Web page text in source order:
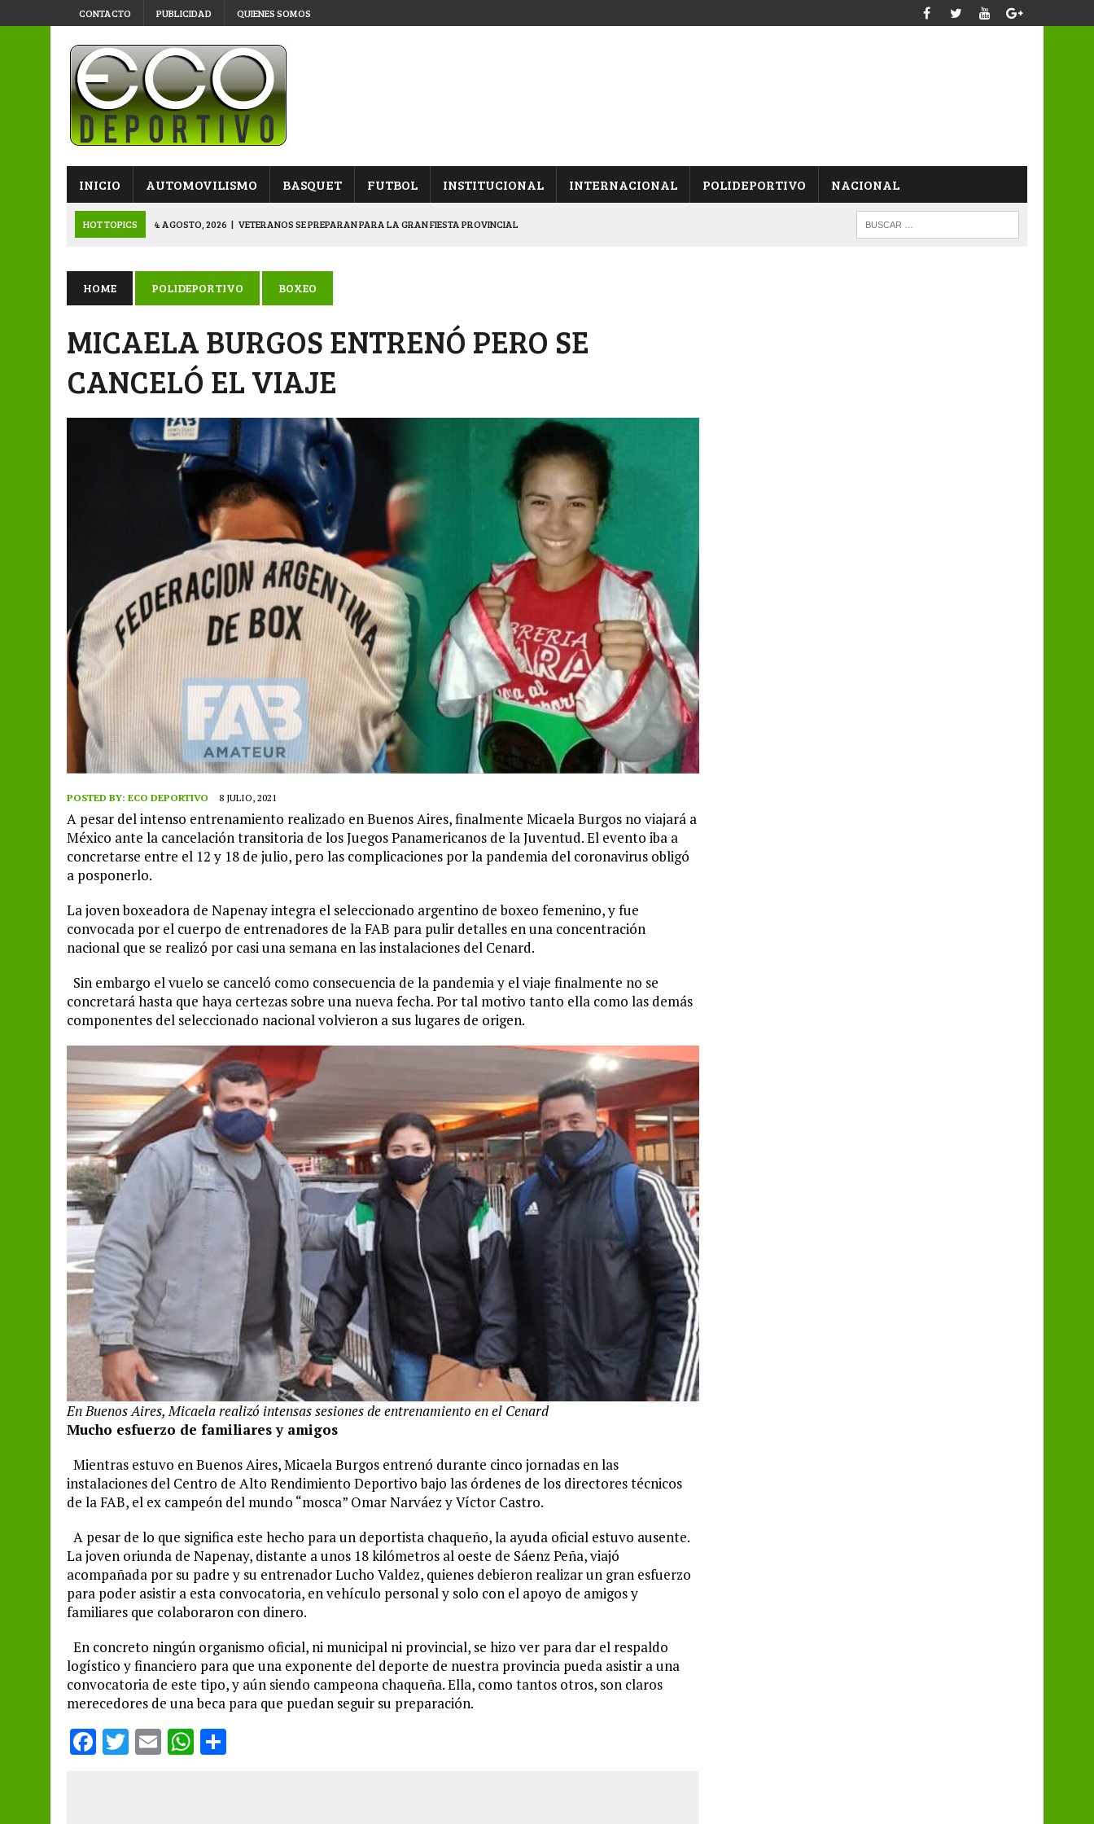
CONTACTO PUBLICIDAD QUIENES SOMOS
INICIO AUTOMOVILISMO BASQUET FUTBOL INSTITUCIONAL INTERNACIONAL POLIDEPORTIVO NACIONAL
HOT TOPICS 4 AGOSTO, 2026 | VETERANOS SE PREPARAN PARA LA GRAN FIESTA PROVINCIAL
3 AGOSTO, 2026 | APERTURA: SPORTIVO PAMPA ELIMINÓ EN LOS PENALES A APRENDICES
5 AGOSTO, 2026 EMOTIVO RECONOCIMIENTO DEL KARTING CHAQUEÑO AL “CHOLO” OCHEROV
HOME POLIDEPORTIVO BOXEO
MICAELA BURGOS ENTRENÓ PERO SE
CANCELÓ EL VIAJE
POSTED BY: ECO DEPORTIVO 8 JULIO, 2021
A pesar del intenso entrenamiento realizado en Buenos Aires, finalmente Micaela Burgos no viajará a
México ante la cancelación transitoria de los Juegos Panamericanos de la Juventud. El evento iba a
concretarse entre el 12 y 18 de julio, pero las complicaciones por la pandemia del coronavirus obligó
a posponerlo.
La joven boxeadora de Napenay integra el seleccionado argentino de boxeo femenino, y fue
convocada por el cuerpo de entrenadores de la FAB para pulir detalles en una concentración
nacional que se realizó por casi una semana en las instalaciones del Cenard.
Sin embargo el vuelo se canceló como consecuencia de la pandemia y el viaje finalmente no se
concretará hasta que haya certezas sobre una nueva fecha. Por tal motivo tanto ella como las demás
componentes del seleccionado nacional volvieron a sus lugares de origen.
En Buenos Aires, Micaela realizó intensas sesiones de entrenamiento en el Cenard
Mucho esfuerzo de familiares y amigos
Mientras estuvo en Buenos Aires, Micaela Burgos entrenó durante cinco jornadas en las
instalaciones del Centro de Alto Rendimiento Deportivo bajo las órdenes de los directores técnicos
de la FAB, el ex campeón del mundo “mosca” Omar Narváez y Víctor Castro.
A pesar de lo que significa este hecho para un deportista chaqueño, la ayuda oficial estuvo ausente.
La joven oriunda de Napenay, distante a unos 18 kilómetros al oeste de Sáenz Peña, viajó
acompañada por su padre y su entrenador Lucho Valdez, quienes debieron realizar un gran esfuerzo
para poder asistir a esta convocatoria, en vehículo personal y solo con el apoyo de amigos y
familiares que colaboraron con dinero.
En concreto ningún organismo oficial, ni municipal ni provincial, se hizo ver para dar el respaldo
logístico y financiero para que una exponente del deporte de nuestra provincia pueda asistir a una
convocatoria de este tipo, y aún siendo campeona chaqueña. Ella, como tantos otros, son claros
merecedores de una beca para que puedan seguir su preparación.
F T E W